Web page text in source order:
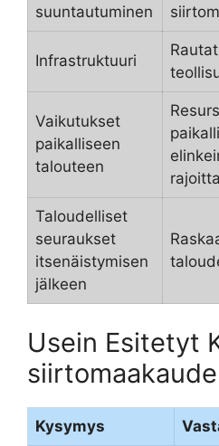
suuntautuminen
Infrastruktuuri
Vaikutukset
paikalliseen
talouteen
Taloudelliset
seuraukset
itsenäistymisen
jälkeen
Usein Esitetyt
Kysymys